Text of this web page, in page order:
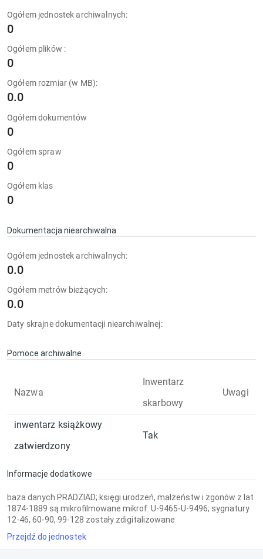
Ogółem jednostek archiwalnych:
0
Ogółem plików :
0
Ogółem rozmiar (w MB):
0.0
Ogółem dokumentów
0
Ogółem spraw
0
Ogółem klas
0
Dokumentacja niearchiwalna
Ogółem jednostek archiwalnych:
0.0
Ogółem metrów bieżących:
0.0
Daty skrajne dokumentacji niearchiwalnej:
Pomoce archiwalne
Nazwa
Inwentarz
skarbowy
Uwagi
inwentarz książkowy
zatwierdzony
Tak
Informacje dodatkowe
baza danych PRADZIAD; księgi urodzeń, małżeństw i zgonów z lat
1874-1889 są mikrofilmowane mikrof. U-9465-U-9496; sygnatury
12-46, 60-90, 99-128 zostały zdigitalizowane
Przejdź do jednostek